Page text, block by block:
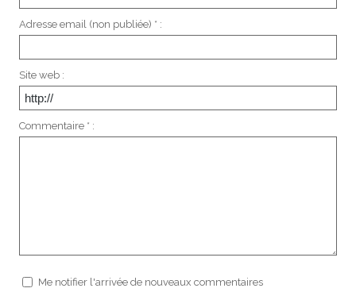
Adresse email (non publiée) * :
Site web :
Commentaire * :
Me notifier l'arrivée de nouveaux commentaires